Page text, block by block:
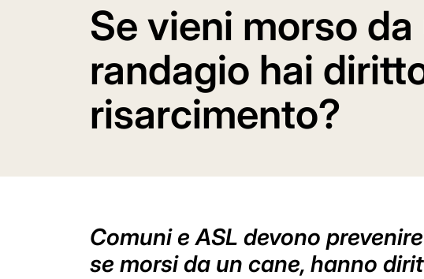
Se vieni morso
randagio hai
risarcimento?
Comuni e ASL devono
se morsi da un cane, hanno